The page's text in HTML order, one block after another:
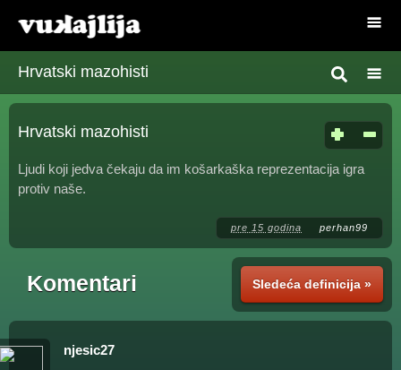
Hrvatski mazohisti
Hrvatski mazohisti
Ljudi koji jedva čekaju da im košarkaška reprezentacija igra
protiv naše.
pre 15 godina perhan99
Sledeća definicija »
Komentari
njesic27